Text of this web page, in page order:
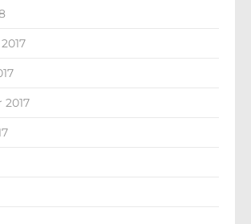
2017